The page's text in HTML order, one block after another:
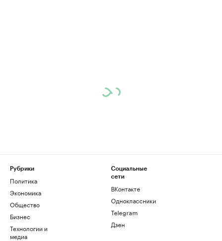
Рубрики
Политика
Экономика
Общество
Бизнес
Технологии и
медиа
Социальные
сети
ВКонтакте
Одноклассники
Telegram
Дзен